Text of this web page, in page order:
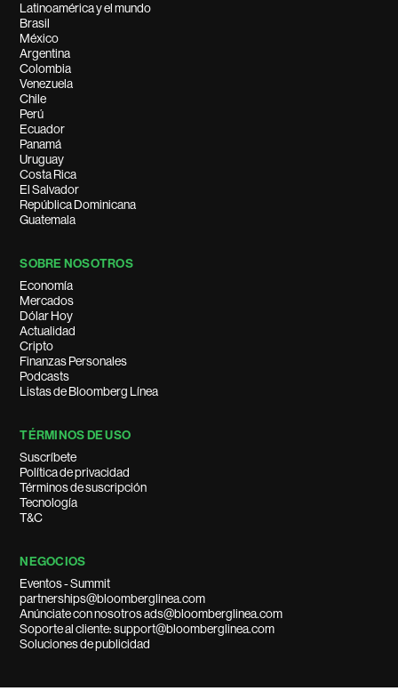
Latinoamérica y el mundo
Brasil
México
Argentina
Colombia
Venezuela
Chile
Perú
Ecuador
Panamá
Uruguay
Costa Rica
El Salvador
República Dominicana
Guatemala
SOBRE NOSOTROS
Economía
Mercados
Dólar Hoy
Actualidad
Cripto
Finanzas Personales
Podcasts
Listas de Bloomberg Línea
TÉRMINOS DE USO
Suscríbete
Política de privacidad
Términos de suscripción
Tecnología
T&C
NEGOCIOS
Eventos - Summit
partnerships@bloomberglinea.com
Anúnciate con nosotros ads@bloomberglinea.com
Soporte al cliente: support@bloomberglinea.com
Soluciones de publicidad